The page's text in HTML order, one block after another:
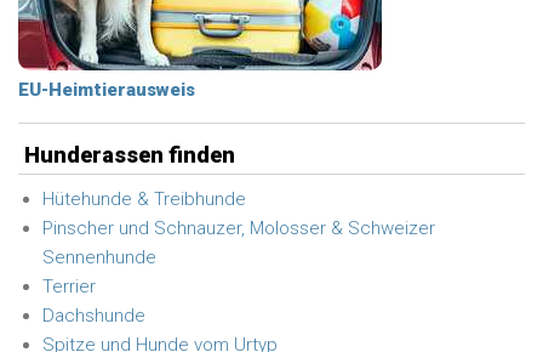
EU-Heimtierausweis
Hunderassen finden
Hütehunde & Treibhunde
Pinscher und Schnauzer, Molosser & Schweizer
Sennenhunde
Terrier
Dachshunde
Spitze und Hunde vom Urtyp